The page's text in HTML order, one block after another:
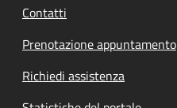
Contatti
Prenotazione appuntamento
Richiedi assistenza